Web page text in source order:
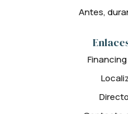
Antes,